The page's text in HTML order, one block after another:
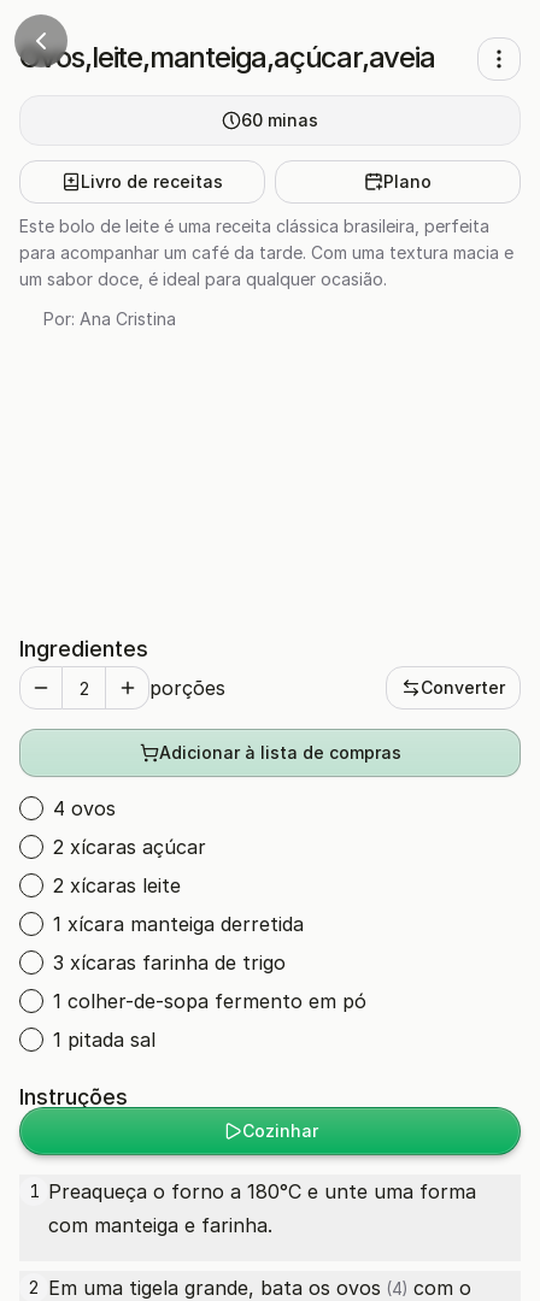
Ovos,leite,manteiga,açúcar,aveia
60 minas
Livro de receitas Plano
Este bolo de leite é uma receita clássica brasileira, perfeita
para acompanhar um café da tarde. Com uma textura macia e
um sabor doce, é ideal para qualquer ocasião.
Por: Ana Cristina
Ingredientes
porções Converter
Adicionar à lista de compras
4 ovos
2 xícaras açúcar
2 xícaras leite
1 xícara manteiga derretida
3 xícaras farinha de trigo
1 colher-de-sopa fermento em pó
1 pitada sal
Instruções
Cozinhar
1 Preaqueça o forno a 180°C e unte uma forma
com manteiga e farinha.
2 Em uma tigela grande, bata os ovos (4) com o